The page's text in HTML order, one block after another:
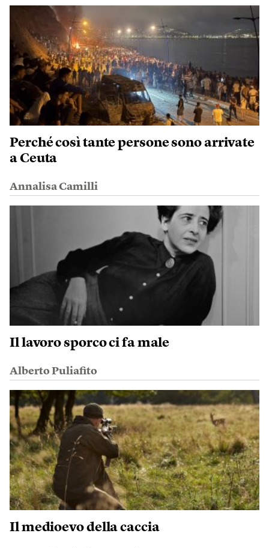
Perché così tante persone sono arrivate
a Ceuta
Annalisa Camilli
Il lavoro sporco ci fa male
Alberto Puliafito
Il medioevo della caccia